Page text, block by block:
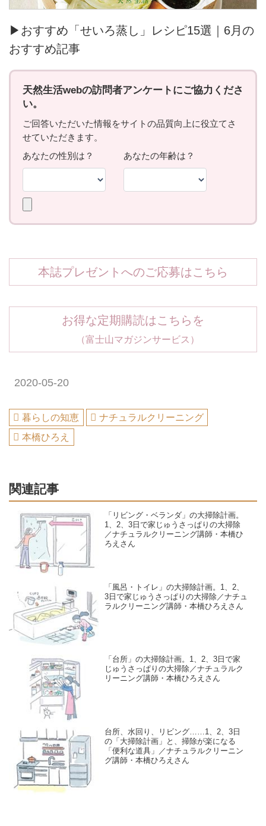
▶おすすめ「せいろ蒸し」レシピ15選｜6月の
おすすめ記事
本誌プレゼントへのご応募はこちら
お得な定期購読はこちらを
（富士山マガジンサービス）
2020-05-20
暮らしの知恵
ナチュラルクリーニング
本橋ひろえ
関連記事
「リビング・ベランダ」の大掃除計画。
1、2、3日で家じゅうさっぱりの大掃除
／ナチュラルクリーニング講師・本橋ひ
ろえさん
「風呂・トイレ」の大掃除計画。1、2、
3日で家じゅうさっぱりの大掃除／ナチュ
ラルクリーニング講師・本橋ひろえさん
「台所」の大掃除計画。1、2、3日で家
じゅうさっぱりの大掃除／ナチュラルク
リーニング講師・本橋ひろえさん
台所、水回り、リビング……1、2、3日
の「大掃除計画」と、掃除が楽になる
「便利な道具」／ナチュラルクリーニン
グ講師・本橋ひろえさん